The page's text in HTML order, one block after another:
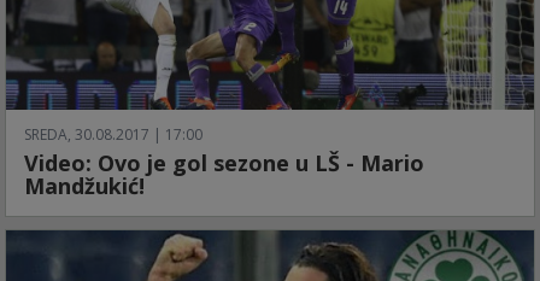
SREDA, 30.08.2017 | 17:00
Video: Ovo je gol sezone u LŠ - Mario
Mandžukić!